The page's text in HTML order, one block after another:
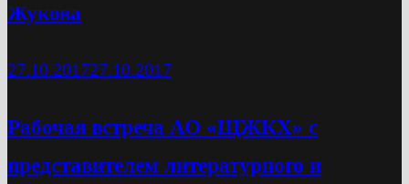
Жукова
27.10.201727.10.2017
Рабочая встреча АО «ЩЖКХ» с
представителем литературного и